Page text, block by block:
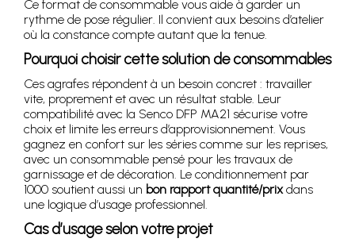
Ce format de consommable vous aide à garder un
rythme de pose régulier. Il convient aux besoins d’atelier
où la constance compte autant que la tenue.
Pourquoi choisir cette solution de consommables
Ces agrafes répondent à un besoin concret : travailler
vite, proprement et avec un résultat stable. Leur
compatibilité avec la Senco DFP MA21 sécurise votre
choix et limite les erreurs d’approvisionnement. Vous
gagnez en confort sur les séries comme sur les reprises,
avec un consommable pensé pour les travaux de
garnissage et de décoration. Le conditionnement par
1000 soutient aussi un bon rapport quantité/prixdans
une logique d’usage professionnel.
Cas d’usage selon votre projet